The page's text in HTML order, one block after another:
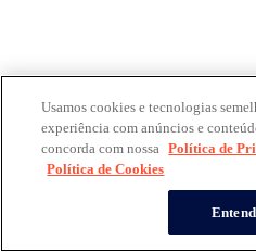
Usamos cookies e tecnologias
experiência com anúncios e
concorda com nossa Política de
Política de Cookies